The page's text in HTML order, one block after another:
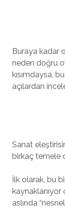
Buraya kadar
neden doğru
kısımdaysa,
açılardan
Sanat
birkaç temele
İlk olarak, bu
kaynaklanıyor
aslında